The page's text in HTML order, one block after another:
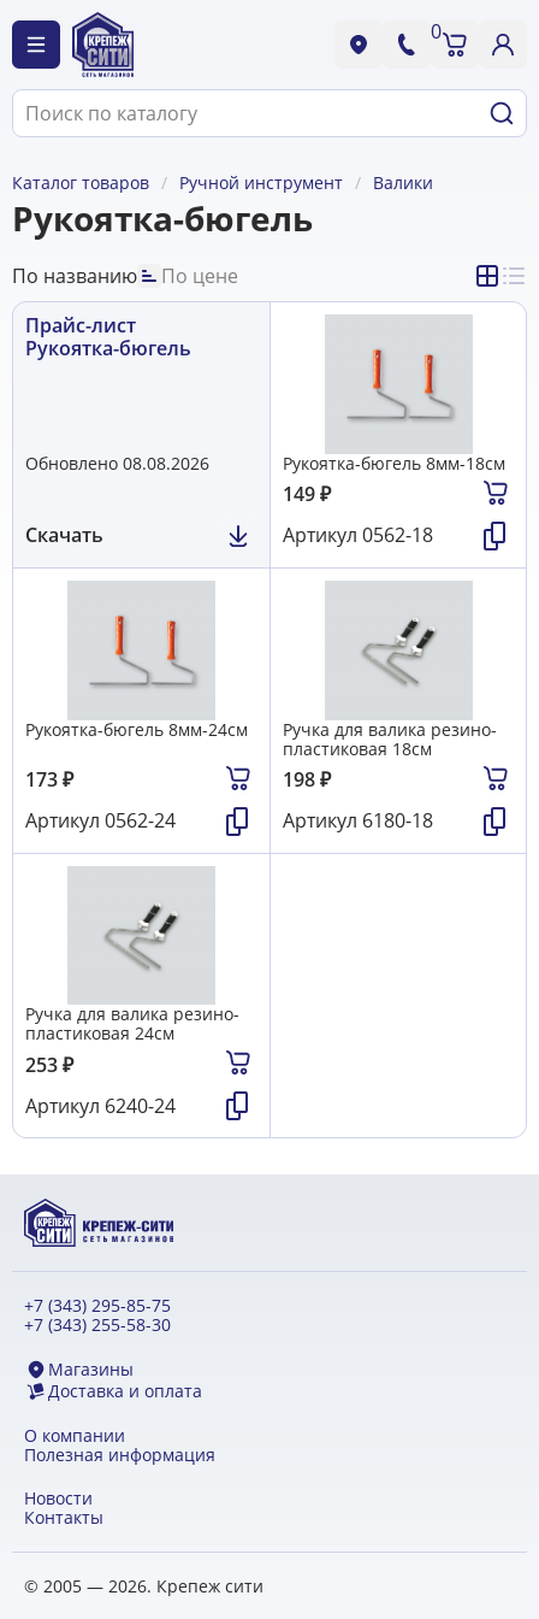
0
Каталог товаров Ручной инструмент Валики
Рукоятка-бюгель
По названию
По цене
Прайс-лист
Рукоятка-бюгель
Обновлено 08.08.2026
Скачать
Рукоятка-бюгель 8мм-18см
149₽
Артикул 0562-18
Рукоятка-бюгель 8мм-24см
173₽
Артикул 0562-24
Ручка для валика резино-
пластиковая 18см
198₽
Артикул 6180-18
Ручка для валика резино-
пластиковая 24см
253₽
Артикул 6240-24
+7 (343) 295-85-75
+7 (343) 255-58-30
Магазины
Доставка и оплата
О компании
Полезная информация
Новости
Контакты
© 2005 — 2026. Крепеж сити